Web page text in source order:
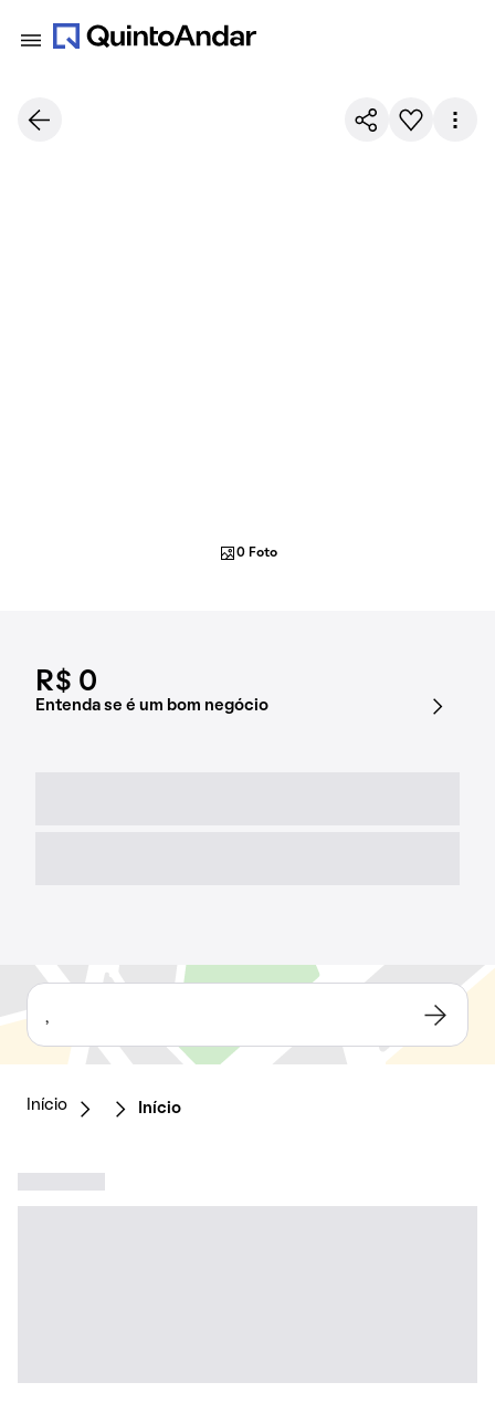
R$ 0
Entenda se é um bom negócio
0 Foto
,
Início Início